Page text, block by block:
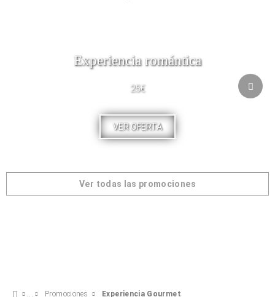
Experiencia romántica
25€
VER OFERTA
Ver todas las promociones
Promociones Experiencia Gourmet